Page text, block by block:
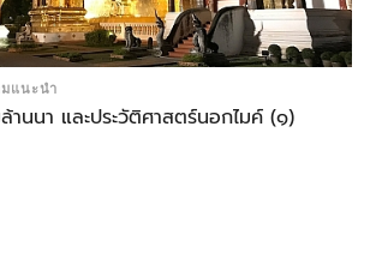
แนะนำ
านนา และประวัติศาสตร์นอกไมค์ (๑)